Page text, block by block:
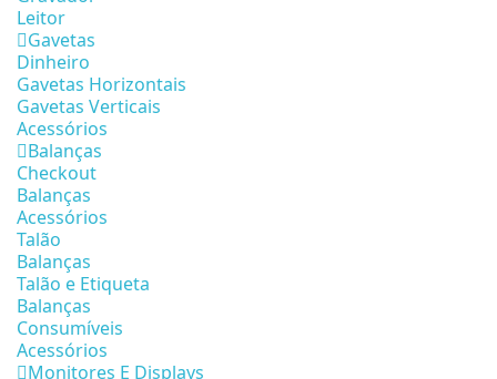
Leitor
Gavetas
Dinheiro
Gavetas Horizontais
Gavetas Verticais
Acessórios
Balanças
Checkout
Balanças
Acessórios
Talão
Balanças
Talão e Etiqueta
Balanças
Consumíveis
Acessórios
Monitores E Displays